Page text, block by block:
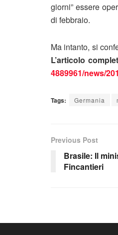
giorni” essere
di febbraio.
Ma intanto, si
L’articolo
4889961/news/
Tags: Germania
Previous Post
Brasile: Il
Fincantieri